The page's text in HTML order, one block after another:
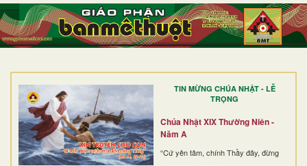
TIN MỪNG CHÚA NHẬT - LỄ
TRỌNG
Chúa Nhật XIX Thường Niên -
Năm A
“Cứ yên tâm, chính Thầy đây, đừng
TRANG NHẤT
GIỚI THIỆU
DÒNG TU
BAN MỤC VỤ
ĐOÀN THỂ CG